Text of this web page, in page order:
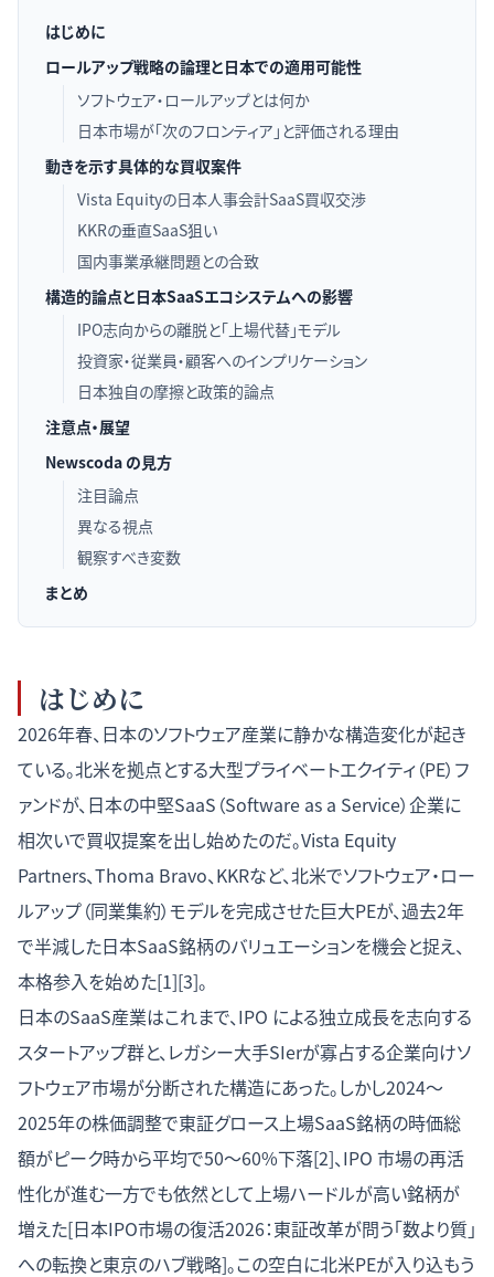
はじめに
ロールアップ戦略の論理と日本での適用可能性
ソフトウェア・ロールアップとは何か
日本市場が「次のフロンティア」と評価される理由
動きを示す具体的な買収案件
Vista Equityの日本人事会計SaaS買収交渉
KKRの垂直SaaS狙い
国内事業承継問題との合致
構造的論点と日本SaaSエコシステムへの影響
IPO志向からの離脱と「上場代替」モデル
投資家・従業員・顧客へのインプリケーション
日本独自の摩擦と政策的論点
注意点・展望
Newscoda の見方
注目論点
異なる視点
観察すべき変数
まとめ
はじめに
2026年春、日本のソフトウェア産業に静かな構造変化が起き
ている。北米を拠点とする大型プライベートエクイティ（PE）フ
ァンドが、日本の中堅SaaS（Software as a Service）企業に
相次いで買収提案を出し始めたのだ。Vista Equity
Partners、Thoma Bravo、KKRなど、北米でソフトウェア・ロー
ルアップ（同業集約）モデルを完成させた巨大PEが、過去2年
で半減した日本SaaS銘柄のバリュエーションを機会と捉え、
本格参入を始めた[1][3]。
日本のSaaS産業はこれまで、IPO による独立成長を志向する
スタートアップ群と、レガシー大手SIerが寡占する企業向けソ
フトウェア市場が分断された構造にあった。しかし2024〜
2025年の株価調整で東証グロース上場SaaS銘柄の時価総
額がピーク時から平均で50〜60%下落[2]、IPO 市場の再活
性化が進む一方でも依然として上場ハードルが高い銘柄が
増えた[日本IPO市場の復活2026：東証改革が問う「数より質」
への転換と東京のハブ戦略]。この空白に北米PEが入り込もう